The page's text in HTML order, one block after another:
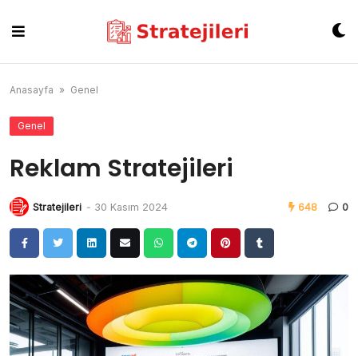
content
Anasayfa » Genel
Genel
Reklam Stratejileri
Stratejileri - 30 Kasım 2024 648 0